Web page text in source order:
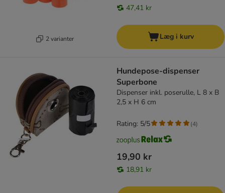
2 varianter
47,41 kr
Læg i kurv
Hundepose-dispenser
Superbone
Dispenser inkl. poserulle, L 8 x B
2,5 x H 6 cm
19,90 kr
18,91 kr
Rating: 5/5 (4)